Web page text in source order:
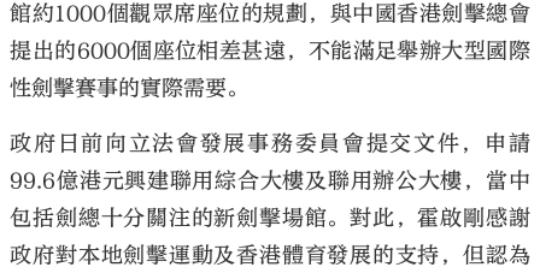
館約1000個觀眾席座位的規劃，與中國香港劍擊總會
提出的6000個座位相差甚遠，不能滿足舉辦大型國際
性劍擊賽事的實際需要。
政府日前向立法會發展事務委員會提交文件，申請
99.6億港元興建聯用綜合大樓及聯用辦公大樓，當中
包括劍總十分關注的新劍擊場館。對此，霍啟剛感謝
政府對本地劍擊運動及香港體育發展的支持，但認為